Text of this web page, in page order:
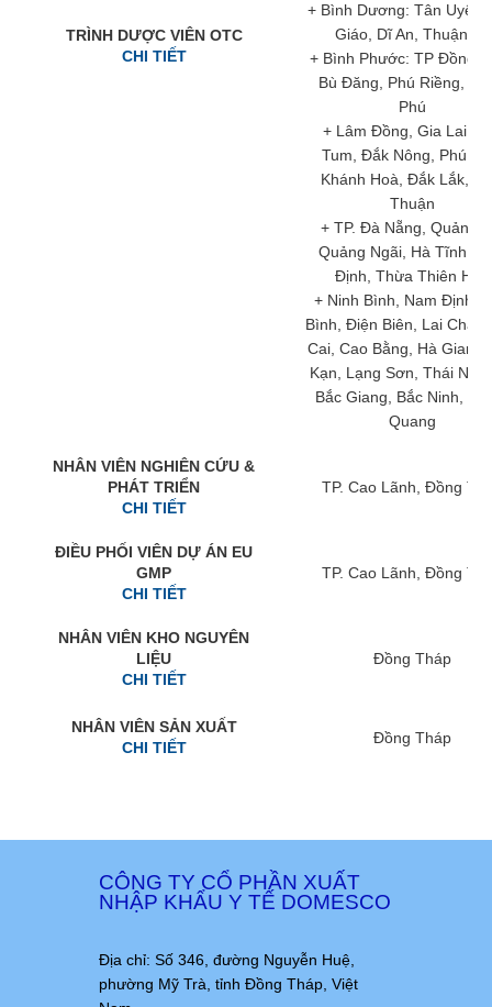
TRÌNH DƯỢC VIÊN OTC
CHI TIẾT
+ Bình Dương: Tân Uyên,
Giáo, Dĩ An, Thuận An
+ Bình Phước: TP Đồng
Bù Đăng, Phú Riềng,
Phú
+ Lâm Đồng, Gia Lai,
Tum, Đắk Nông, Phú
Khánh Hoà, Đắk Lắk,
Thuận
+ TP. Đà Nẵng, Quảng
Quảng Ngãi, Hà Tĩnh,
Định, Thừa Thiên Huế
+ Ninh Bình, Nam Định,
Bình, Điện Biên, Lai
Cai, Cao Bằng, Hà Giang,
Kạn, Lạng Sơn, Thái
Bắc Giang, Bắc Ninh,
Quang
NHÂN VIÊN NGHIÊN CỨU &
PHÁT TRIỂN
CHI TIẾT
TP. Cao Lãnh, Đồng
ĐIỀU PHỐI VIÊN DỰ ÁN EU
GMP
CHI TIẾT
TP. Cao Lãnh, Đồng
NHÂN VIÊN KHO NGUYÊN
LIỆU
CHI TIẾT
Đồng Tháp
NHÂN VIÊN SẢN XUẤT
CHI TIẾT
Đồng Tháp
CÔNG TY CỔ PHẦN XUẤT
NHẬP KHẨU Y TẾ DOMESCO
Địa chỉ: Số 346, đường Nguyễn Huệ,
phường Mỹ Trà, tỉnh Đồng Tháp, Việt